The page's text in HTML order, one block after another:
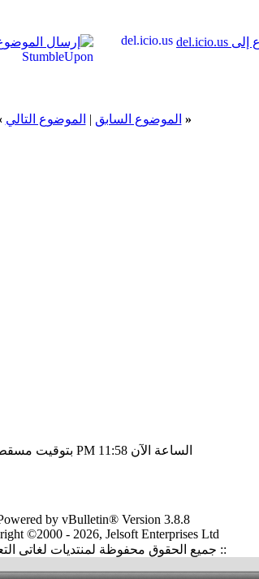
del.icio.us
StumbleUpon
« الموضوع السابق | الموضوع التالي
الساعة الآن11:58 PM بتوقيت
by vBulletin® Version 3.8.8
©2000 - 2026, Jelsoft Enterprises Ltd.
:: جميع الحقوق محفوظة لمنتديات لغاتى